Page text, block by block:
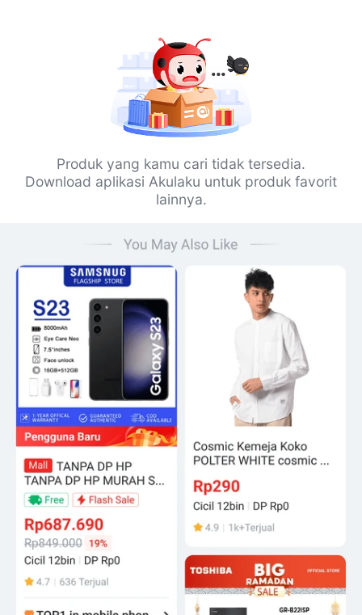
Produk yang kamu cari tidak tersedia.
Download aplikasi Akulaku untuk produk favorit
lainnya.